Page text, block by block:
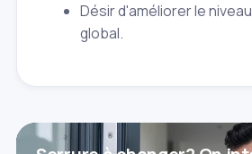
Désir d'améliorer le
global.